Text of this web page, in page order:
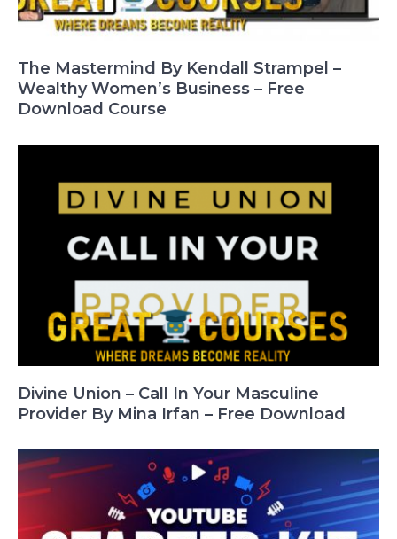
The Mastermind By Kendall Strampel –
Wealthy Women’s Business – Free
Download Course
Divine Union – Call In Your Masculine
Provider By Mina Irfan – Free Download